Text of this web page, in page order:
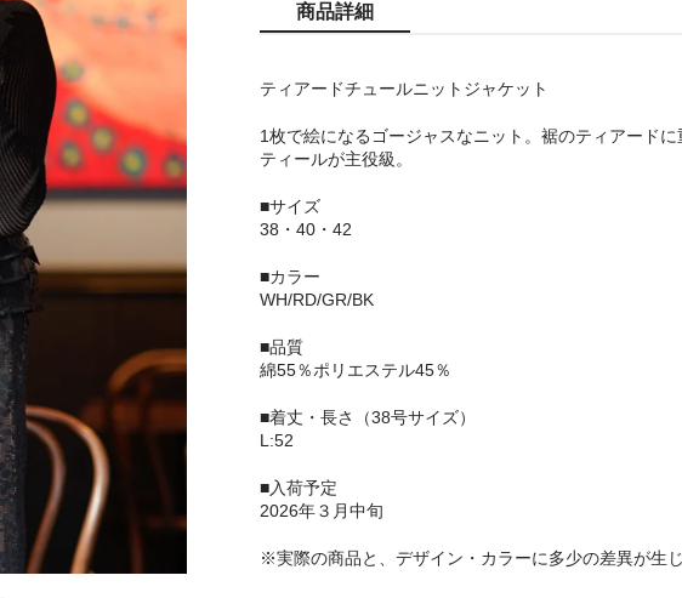
商品詳細
ティアードチュールニットジャケット
1枚で絵になるゴージャスなニット。裾のティアード
ティールが主役級。
■サイズ
38・40・42
■カラー
WH/RD/GR/BK
■品質
綿55％ポリエステル45％
■着丈・長さ（38号サイズ）
L:52
■入荷予定
2026年３月中旬
※実際の商品と、デザイン・カラーに多少の差異が生